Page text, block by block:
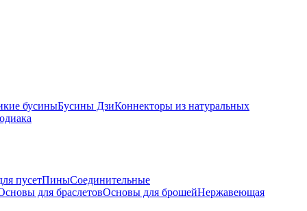
бусиныБусины ДзиКоннекторы из натуральных
пусетПиныСоединительные
для браслетовОсновы для брошейНержавеющая